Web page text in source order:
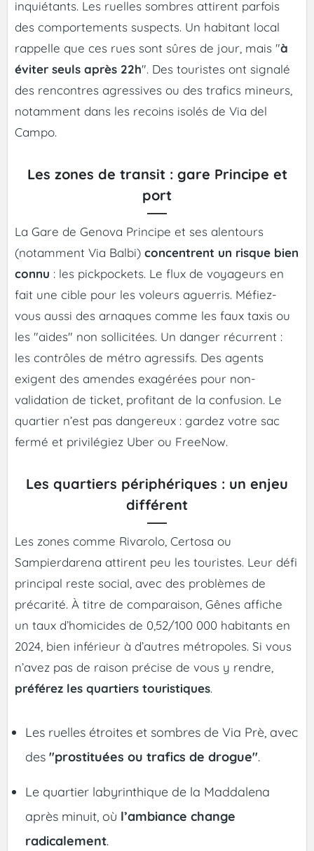
inquiétants. Les ruelles sombres attirent parfois
des comportements suspects. Un habitant local
rappelle que ces rues sont sûres de jour, mais "à
éviter seuls après 22h". Des touristes ont signalé
des rencontres agressives ou des trafics mineurs,
notamment dans les recoins isolés de Via del
Campo.
Les zones de transit : gare Principe et
port
La Gare de Genova Principe et ses alentours
(notamment Via Balbi) concentrent un risque bien
connu : les pickpockets. Le flux de voyageurs en
fait une cible pour les voleurs aguerris. Méfiez-
vous aussi des arnaques comme les faux taxis ou
les "aides" non sollicitées. Un danger récurrent :
les contrôles de métro agressifs. Des agents
exigent des amendes exagérées pour non-
validation de ticket, profitant de la confusion. Le
quartier n’est pas dangereux : gardez votre sac
fermé et privilégiez Uber ou FreeNow.
Les quartiers périphériques : un enjeu
différent
Les zones comme Rivarolo, Certosa ou
Sampierdarena attirent peu les touristes. Leur défi
principal reste social, avec des problèmes de
précarité. À titre de comparaison, Gênes affiche
un taux d’homicides de 0,52/100 000 habitants en
2024, bien inférieur à d’autres métropoles. Si vous
n’avez pas de raison précise de vous y rendre,
préférez les quartiers touristiques.
Les ruelles étroites et sombres de Via Prè, avec
des "prostituées ou trafics de drogue".
Le quartier labyrinthique de la Maddalena
après minuit, où l’ambiance change
radicalement.